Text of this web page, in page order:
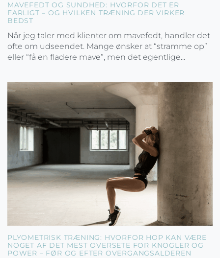
MAVEFEDT OG SUNDHED: HVORFOR DET ER
FARLIGT – OG HVILKEN TRÆNING DER VIRKER
BEDST
Når jeg taler med klienter om mavefedt, handler det
ofte om udseendet. Mange ønsker at “stramme op”
eller “få en fladere mave”, men det egentlige...
PLYOMETRISK TRÆNING: HVORFOR HOP KAN VÆRE
NOGET AF DET MEST OVERSETE FOR KNOGLER OG
POWER – FØR OG EFTER OVERGANGSALDEREN